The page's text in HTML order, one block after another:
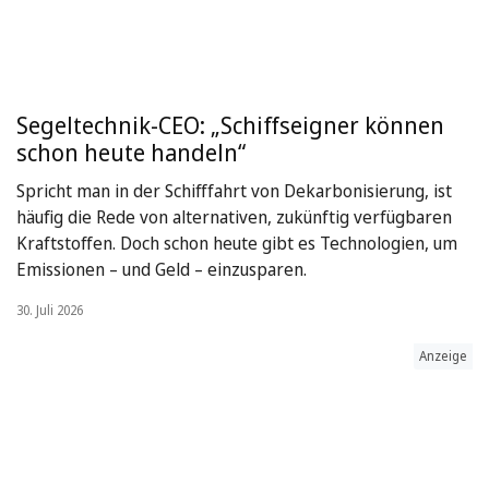
Segeltechnik-CEO: „Schiffseigner können
schon heute handeln“
Spricht man in der Schifffahrt von Dekarbonisierung, ist
häufig die Rede von alternativen, zukünftig verfügbaren
Kraftstoffen. Doch schon heute gibt es Technologien, um
Emissionen – und Geld – einzusparen.
30. Juli 2026
Anzeige